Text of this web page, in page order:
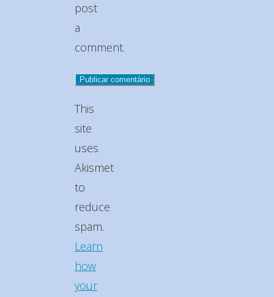
post
a
comment.
This
site
uses
Akismet
to
reduce
spam.
Learn
how
your